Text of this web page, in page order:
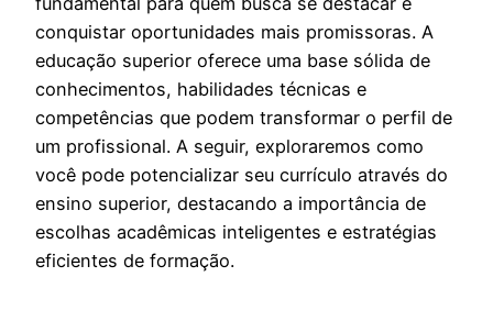
conquistar oportunidades mais promissoras. A
educação superior oferece uma base sólida de
conhecimentos, habilidades técnicas e
competências que podem transformar o perfil de
um profissional. A seguir, exploraremos como
você pode potencializar seu currículo através do
ensino superior, destacando a importância de
escolhas acadêmicas inteligentes e estratégias
eficientes de formação.